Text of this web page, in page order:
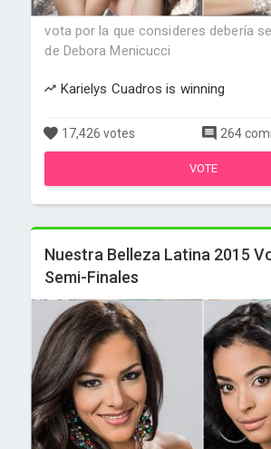
vota por la que consideres debería
de Debora Menicucci
Karielys Cuadros is winning
17,426 votes 264
VOTE
Nuestra Belleza Latina 2015
Semi-Finales